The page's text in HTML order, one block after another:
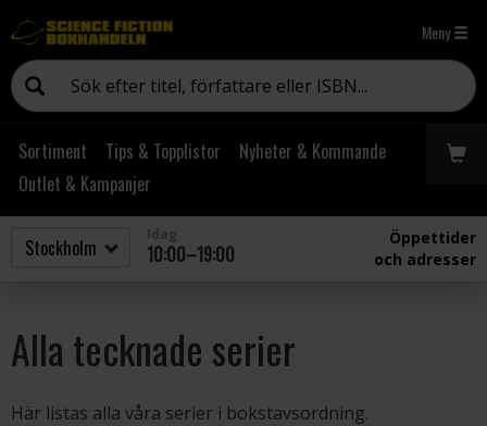
Meny
Sortiment Tips & Topplistor
Nyheter & Kommande
Outlet & Kampanjer
10:00–19:00
Öppettider
och adresser
Alla tecknade serier
Här listas alla våra serier i bokstavsordning.